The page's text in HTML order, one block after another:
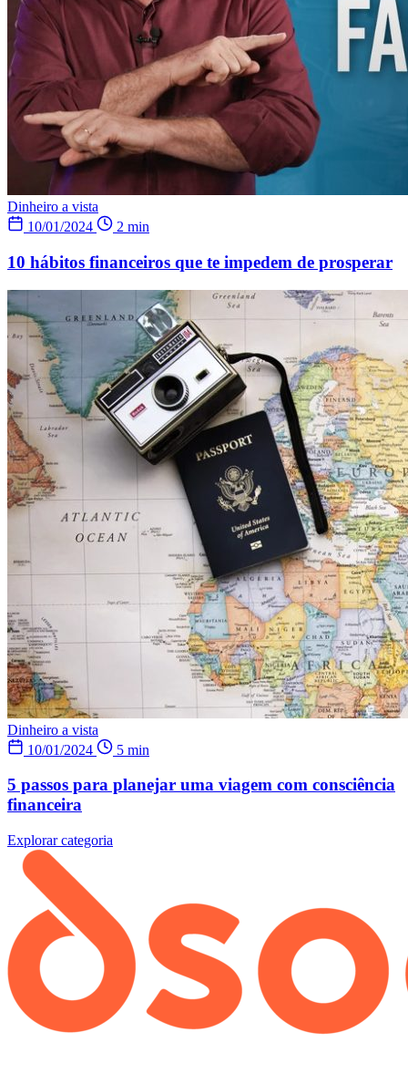
Dinheiro a vista
10/01/2024
2 min
10 hábitos financeiros que te impedem de prosperar
Dinheiro a vista
10/01/2024
5 min
5 passos para planejar uma viagem com consciência
financeira
Explorar categoria